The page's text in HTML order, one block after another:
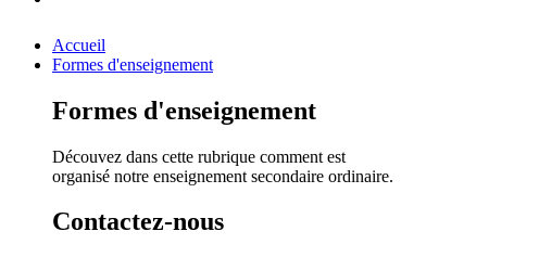
Accueil
Formes d'enseignement
Formes d'enseignement
Découvez dans cette rubrique comment est
organisé notre enseignement secondaire ordinaire.
Contactez-nous